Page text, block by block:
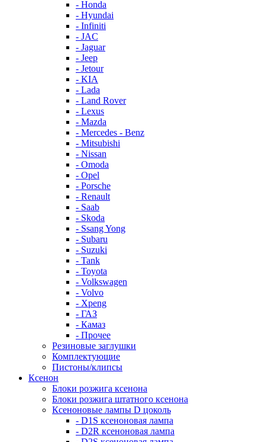
- Honda
- Hyundai
- Infiniti
- JAC
- Jaguar
- Jeep
- Jetour
- KIA
- Lada
- Land Rover
- Lexus
- Mazda
- Mercedes - Benz
- Mitsubishi
- Nissan
- Omoda
- Opel
- Porsche
- Renault
- Saab
- Skoda
- Ssang Yong
- Subaru
- Suzuki
- Tank
- Toyota
- Volkswagen
- Volvo
- Xpeng
- ГАЗ
- Камаз
- Прочее
Резиновые заглушки
Комплектующие
Пистоны/клипсы
Ксенон
Блоки розжига ксенона
Блоки розжига штатного ксенона
Ксеноновые лампы D цоколь
- D1S ксеноновая лампа
- D2R ксеноновая лампа